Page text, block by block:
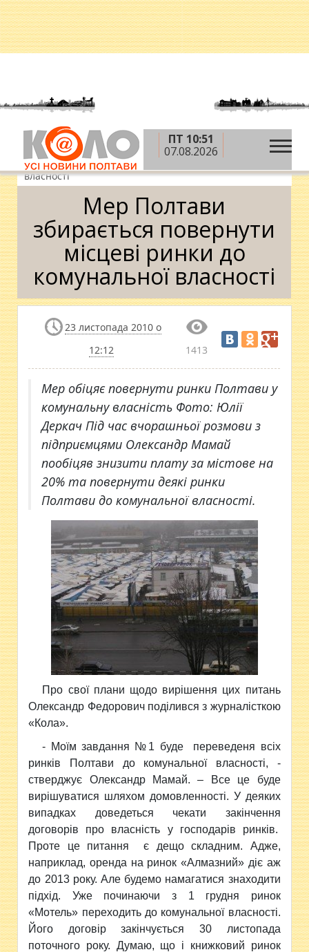
ПТ 10:51
07.08.2026
Головна » Новини » Гроші »Мер Полтави
збирається повернути місцеві ринки до комунальної
власності
Мер Полтави
збирається повернути
місцеві ринки до
комунальної власності
23 листопада 2010 о
12:12
1413
Мер обіцяє повернути ринки Полтави у
комунальну власність Фото: Юлії
Деркач Під час вчорашньої розмови з
підприємцями Олександр Мамай
пообіцяв знизити плату за містове на
20% та повернути деякі ринки
Полтави до комунальної власності.
Про свої плани щодо вирішення цих питань
Олександр Федорович поділився з журналісткою
«Кола».
- Моїм завдання №1 буде переведеня всіх
ринків Полтави до комунальної власності, -
стверджує Олександр Мамай. – Все це буде
вирішуватися шляхом домовленності. У деяких
випадках доведеться чекати закінчення
договорів про власність у господарів ринків.
Проте це питання є дещо складним. Адже,
наприклад, оренда на ринок «Алмазний» діє аж
до 2013 року. Але будемо намагатися знаходити
підхід. Уже починаючи з 1 грудня ринок
«Мотель» переходить до комунальної власності.
Його договір закінчується 30 листопада
поточного року. Думаю, що і книжковий ринок